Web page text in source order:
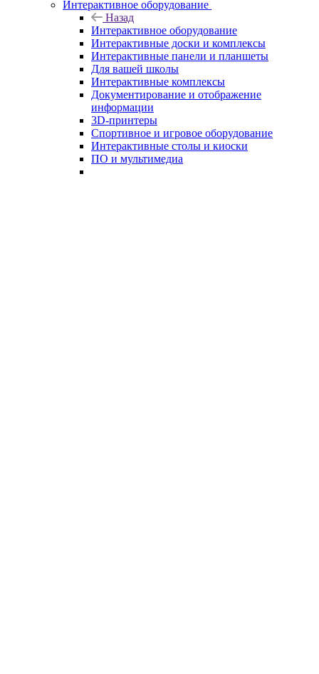
Интерактивное оборудование
Назад
Интерактивное оборудование
Интерактивные доски и комплексы
Интерактивные панели и планшеты
Для вашей школы
Интерактивные комплексы
Документирование и отображение
информации
3D-принтеры
Спортивное и игровое оборудование
Интерактивные столы и киоски
ПО и мультимедиа